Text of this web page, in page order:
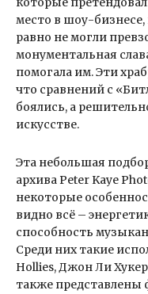
место в шоу-бизнесе,
равно не могли
монументальная
помогала им. Эти
что сравнений с
боялись, а
искусстве.
Эта небольшая
архива Peter Kaye
некоторые
видно всё –
способность
Среди них такие
Hollies, Джон Ли
также представлены